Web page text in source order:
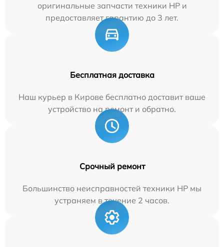
оригинальные запчасти техники HP и
предоставляет гарантию до 3 лет.
Бесплатная доставка
Наш курьер в Кирове бесплатно доставит ваше
устройство на ремонт и обратно.
Срочный ремонт
Большинство неисправностей техники HP мы
устраняем в течение 2 часов.